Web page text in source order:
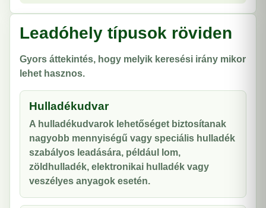
Leadóhely típusok röviden
Gyors áttekintés, hogy melyik keresési irány mikor
lehet hasznos.
Hulladékudvar
A hulladékudvarok lehetőséget biztosítanak
nagyobb mennyiségű vagy speciális hulladék
szabályos leadására, például lom,
zöldhulladék, elektronikai hulladék vagy
veszélyes anyagok esetén.